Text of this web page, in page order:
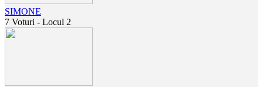
SIMONE
7 Voturi - Locul 2